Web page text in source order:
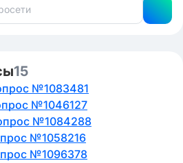
15
№1083481
№1046127
№1084288
№1058216
№1096378